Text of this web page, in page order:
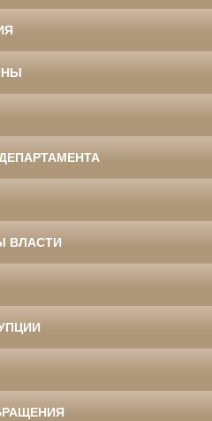
ВЛАСТИ